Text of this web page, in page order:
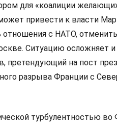
для «коалиции
привести к власти
отношения с НАТО,
Ситуацию осложняет и
претендующий на пост
разрыва Франции с
турбулентностью